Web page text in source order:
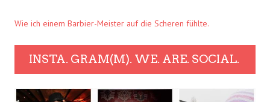
Wie ich einem Barbier-Meister auf die Scheren fühlte.
INSTA. GRAM(M). WE. ARE. SOCIAL.